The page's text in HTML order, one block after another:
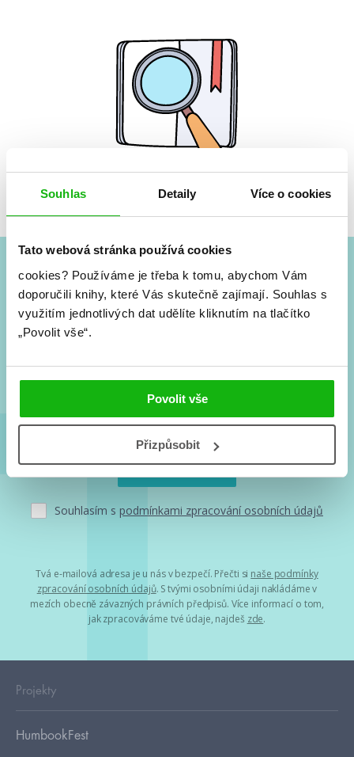
Souhlas Detaily Více o cookies
Tato webová stránka používá cookies
cookies? Používáme je třeba k tomu, abychom Vám
doporučili knihy, které Vás skutečně zajímají. Souhlas s
využitím jednotlivých dat udělíte kliknutím na tlačítko
„Povolit vše“.
Povolit vše
Přizpůsobit
Žádné knihy nenalezeny.
#HumbookNews
Vše kolem #youngadult každý měsíc rovnou do mailu!
Nové knihy, co se chystá, kvízy, soutěže, autoři, filmové
Souhlasím s podmínkami zpracování osobních údajů
Tvá e-mailová adresa je u nás v bezpečí. Přečti si naše podmínky
zpracování osobních údajů. S tvými osobními údaji nakládáme v
mezích obecně závazných právních předpisů. Více informací o tom,
jak zpracováváme tvé údaje, najdeš zde.
Projekty
HumbookFest